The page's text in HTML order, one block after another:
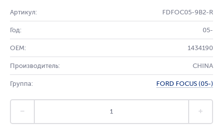
Артикул: FDFOC05-9B2-R
Год: 05-
OEM: 1434190
Производитель: CHINA
Группа: FORD FOCUS (05-)